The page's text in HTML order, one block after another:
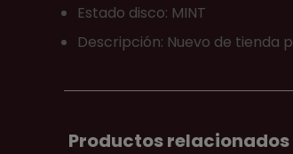
Estado disco: MINT
Descripción: Nuevo de tienda
Productos relacionados